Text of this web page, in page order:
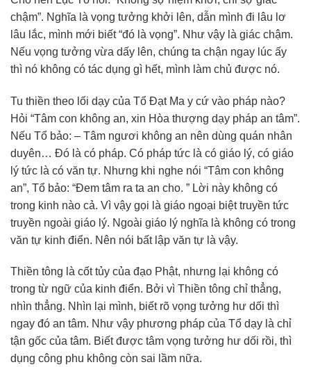
chậm”. Nghĩa là vọng tưởng khởi lên, dẫn mình đi lâu lơ
lâu lắc, mình mới biết “đó là vọng”. Như vậy là giác chậm.
Nếu vọng tưởng vừa dấy lên, chúng ta chận ngay lúc ấy
thì nó không có tác dụng gì hết, mình làm chủ được nó.
Tu thiền theo lối dạy của Tổ Đạt Ma y cứ vào pháp nào?
Hỏi “Tâm con không an, xin Hòa thượng dạy pháp an tâm”.
Nếu Tổ bảo: – Tâm ngươi không an nên dùng quán nhân
duyên… Đó là có pháp. Có pháp tức là có giáo lý, có giáo
lý tức là có văn tự. Nhưng khi nghe nói “Tâm con không
an”, Tổ bảo: “Đem tâm ra ta an cho. ” Lời này không có
trong kinh nào cả. Vì vậy gọi là giáo ngoại biệt truyền tức
truyền ngoài giáo lý. Ngoài giáo lý nghĩa là không có trong
văn tự kinh điển. Nên nói bất lập văn tự là vậy.
Thiền tông là cốt tủy của đạo Phật, nhưng lại không có
trong từ ngữ của kinh điển. Bởi vì Thiền tông chỉ thẳng,
nhìn thẳng. Nhìn lại mình, biết rõ vọng tưởng hư dối thì
ngay đó an tâm. Như vậy phương pháp của Tổ dạy là chỉ
tận gốc của tâm. Biết được tâm vọng tưởng hư dối rồi, thì
dụng công phu không còn sai lầm nữa.